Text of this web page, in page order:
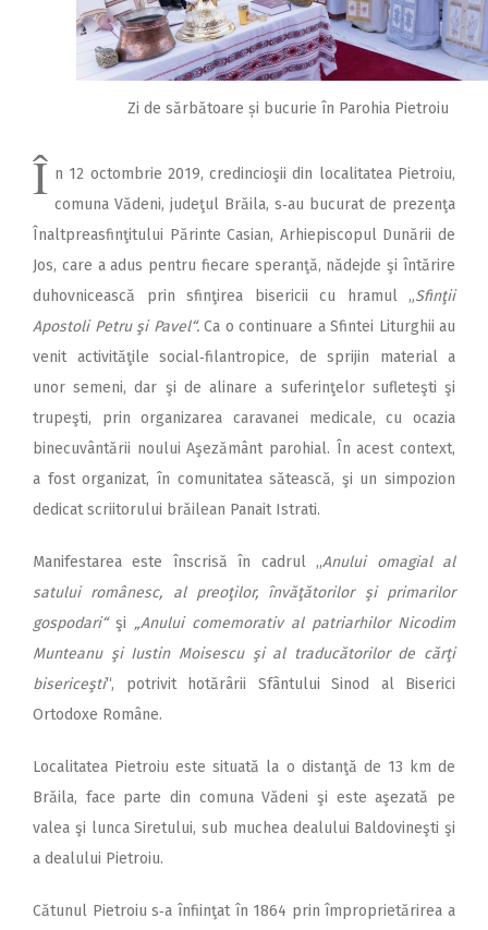
Zi de sărbătoare și bucurie în Parohia Pietroiu
Î n 12 octombrie 2019, cre­dincioşii din localitatea Pietroiu,
comuna Vădeni, judeţul Brăila, s‑au bucurat de prezenţa
Înaltpreasfinţitului Părinte Casian, Arhiepiscopul Dunării de
Jos, care a adus pentru fiecare speranţă, nădejde şi întărire
duhovnicească prin sfinţirea bisericii cu hramul „Sfinţii
Apostoli Petru şi Pavel“. Ca o continuare a Sfintei Liturghii au
venit activităţile social‑filantropice, de sprijin material a
unor semeni, dar şi de alinare a suferinţelor sufleteşti şi
trupeşti, prin organizarea caravanei medicale, cu ocazia
binecuvântării noului Aşezământ parohial. În acest context,
a fost organizat, în comunitatea sătească, şi un simpozion
dedicat scriitorului brăilean Panait Istrati.
Manifestarea este înscrisă în cadrul ,,Anului omagial al
satului românesc, al preoţilor, învăţătorilor şi primarilor
gospodari“ şi „Anului comemorativ al patriarhilor Nicodim
Munteanu şi Iustin Moisescu şi al traducătorilor de cărţi
bisericeşti“, potrivit hotărârii Sfântului Sinod al Biserici
Ortodoxe Române.
Localitatea Pietroiu este situată la o distanţă de 13 km de
Brăila, face parte din comuna Vădeni şi este aşezată pe
valea şi lunca Siretului, sub muchea dealului Baldovineşti şi
a dealului Pietroiu.
Cătunul Pietroiu s‑a înfiinţat în 1864 prin împroprietărirea a